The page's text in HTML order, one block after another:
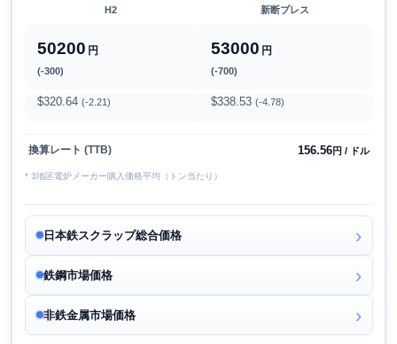
H2 新断プレス
50200 円
(-300)
53000 円
(-700)
$320.64 (-2.21) $338.53 (-4.78)
換算レート (TTB) 156.56円 / ドル
* 3地区電炉メーカー購入価格平均（トン当たり）
日本鉄スクラップ総合価格
鉄鋼市場価格
非鉄金属市場価格